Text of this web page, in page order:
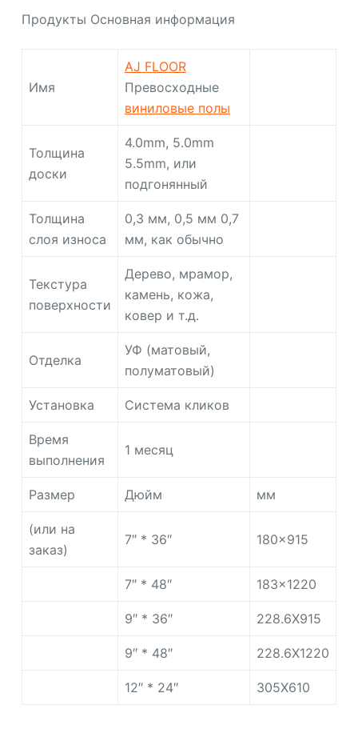
Продукты Основная информация
Имя
AJ FLOOR
Превосходные
виниловые полы
Толщина
доски
4.0mm, 5.0mm
5.5mm, или
подгонянный
Толщина
слоя износа
0,3 мм, 0,5 мм 0,7
мм, как обычно
Текстура
поверхности
Дерево, мрамор,
камень, кожа,
ковер и т.д.
Отделка
УФ (матовый,
полуматовый)
Установка Система кликов
Время
выполнения
1 месяц
Размер Дюйм мм
(или на
заказ)
7″ * 36″ 180×915
7″ * 48″ 183×1220
9″ * 36″ 228.6X915
9″ * 48″ 228.6X1220
12″ * 24″ 305X610